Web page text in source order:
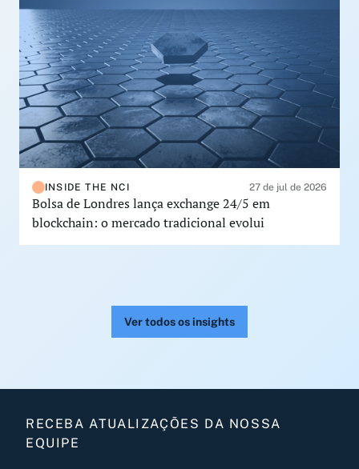
INSIDE THE NCI 27 de jul de 2026
Bolsa de Londres lança exchange 24/5 em
blockchain: o mercado tradicional evolui
Ver todos os insights
RECEBA ATUALIZAÇÕES DA NOSSA
EQUIPE